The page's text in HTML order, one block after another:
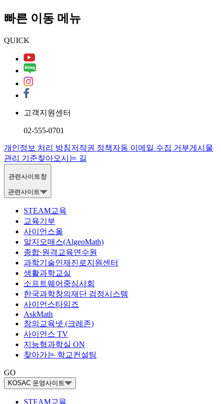
빠른 이동 메뉴
QUICK
고객지원센터
02-555-0701
개인정보 처리 방침저작권 정책자동 이메일 수집 거부게시물
관리 기준찾아오시는 길
관련사이트창
관련사이트
STEAM교육
교육기부
사이언스올
알지오매스(AlgeoMath)
종합·원격교육연수원
과학기술인재진로지원센터
생활과학교실
소프트웨어중심사회
한국과학창의재단 검정시스템
사이언스타임즈
AskMath
창의교육넷 (크레존)
사이언스 TV
지능형과학실 ON
찾아가는 학교컨설팅
GO
KOSAC 운영사이트
STEAM교육